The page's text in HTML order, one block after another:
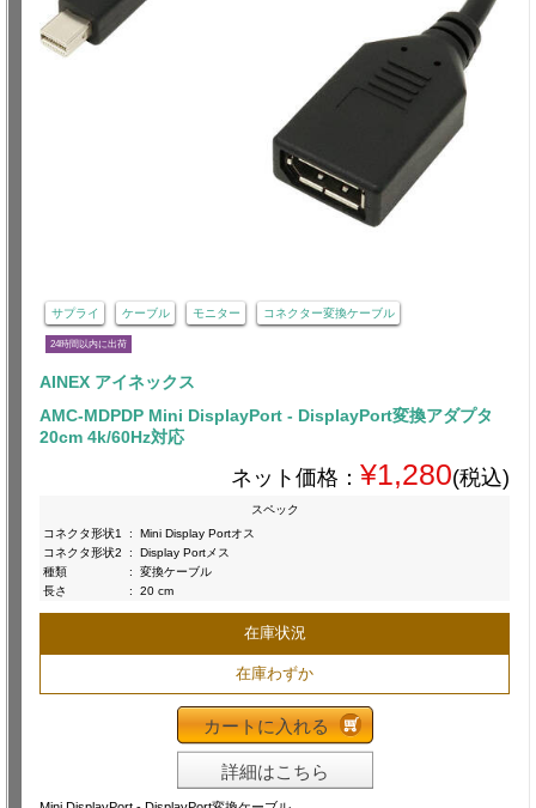
サプライ ケーブル モニター コネクター変換ケーブル
24時間以内に出荷
AINEX アイネックス
AMC-MDPDP Mini DisplayPort - DisplayPort変換アダプタ
20cm 4k/60Hz対応
ネット価格： ¥1,280(税込)
スペック
コネクタ形状1
:
Mini Display Portオス
コネクタ形状2
:
Display Portメス
種類
:
変換ケーブル
長さ
: 20 cm
在庫状況
在庫わずか
カートに入れる
詳細はこちら